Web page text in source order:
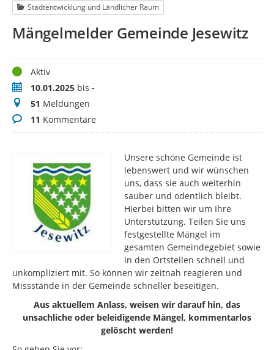
Stadtentwicklung und Ländlicher Raum
Mängelmelder Gemeinde Jesewitz
StatusAktiv
Zeitraum10.01.2025 bis -
Meldungen
51 Meldungen
Kommentare
11 Kommentare
Unsere schöne Gemeinde ist
lebenswert und wir wünschen
uns, dass sie auch weiterhin
sauber und odentlich bleibt.
Hierbei bitten wir um Ihre
Unterstützung. Teilen Sie uns
festgestellte Mängel im
gesamten Gemeindegebiet sowie
in den Ortsteilen schnell und
unkompliziert mit. So können wir zeitnah reagieren und
Missstände in der Gemeinde schneller beseitigen.
Aus aktuellem Anlass, weisen wir darauf hin, das
unsachliche oder beleidigende Mängel, kommentarlos
gelöscht werden!